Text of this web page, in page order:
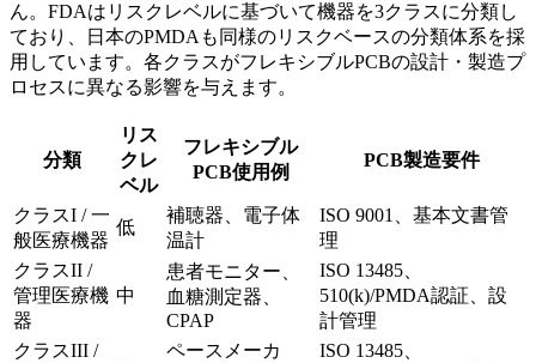
ん。FDAはリスクレベルに基づいて機器を3クラスに分類し
ており、日本のPMDAも同様のリスクベースの分類体系を採
用しています。各クラスがフレキシブルPCBの設計・製造プ
ロセスに異なる影響を与えます。
分類
リス
クレ
ベル
フレキシブル
PCB使用例
PCB製造要件
クラスI / 一
般医療機器
低
補聴器、電子体
温計
ISO 9001、基本文書管
理
クラスII /
管理医療機
器
中
患者モニター、
血糖測定器、
CPAP
ISO 13485、
510(k)/PMDA認証、設
計管理
クラスIII /
ペースメーカ
ISO 13485、